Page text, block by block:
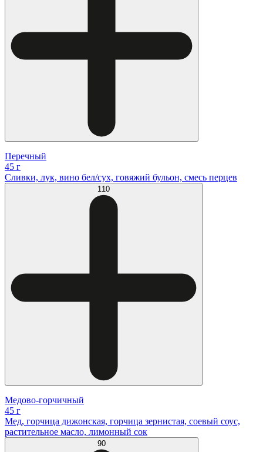
Перечный
45 г
Сливки, лук, вино бел/сух, говяжий бульон, смесь перцев
110
Медово-горчичный
45 г
Мед, горчица дижонская, горчица зернистая, соевый соус,
растительное масло, лимонный сок
90